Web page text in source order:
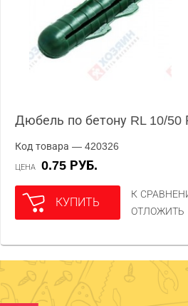
Дюбель по бетону RL 10/50
Код товара — 420326
ЦЕНА 0.75 РУБ.
КУПИТЬ
К
ОТЛОЖИТЬ